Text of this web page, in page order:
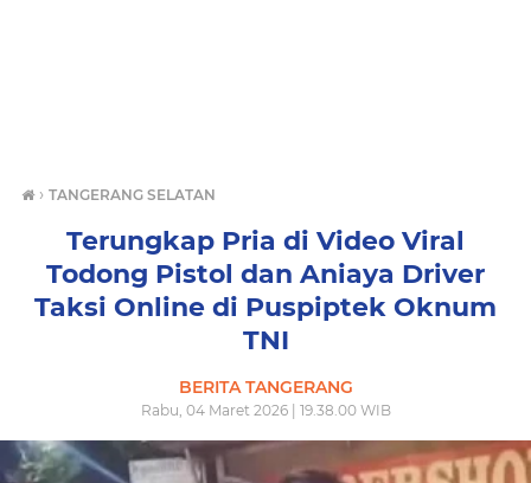
› TANGERANG SELATAN
Terungkap Pria di Video Viral
Todong Pistol dan Aniaya Driver
Taksi Online di Puspiptek Oknum
TNI
BERITA TANGERANG
Rabu, 04 Maret 2026 | 19.38.00 WIB